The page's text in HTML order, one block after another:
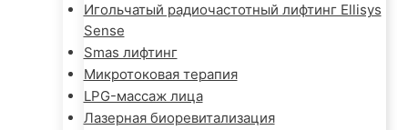
Игольчатый радиочастотный лифтинг Ellisys
Sense
Smas лифтинг
Микротоковая терапия
LPG-массаж лица
Лазерная биоревитализация